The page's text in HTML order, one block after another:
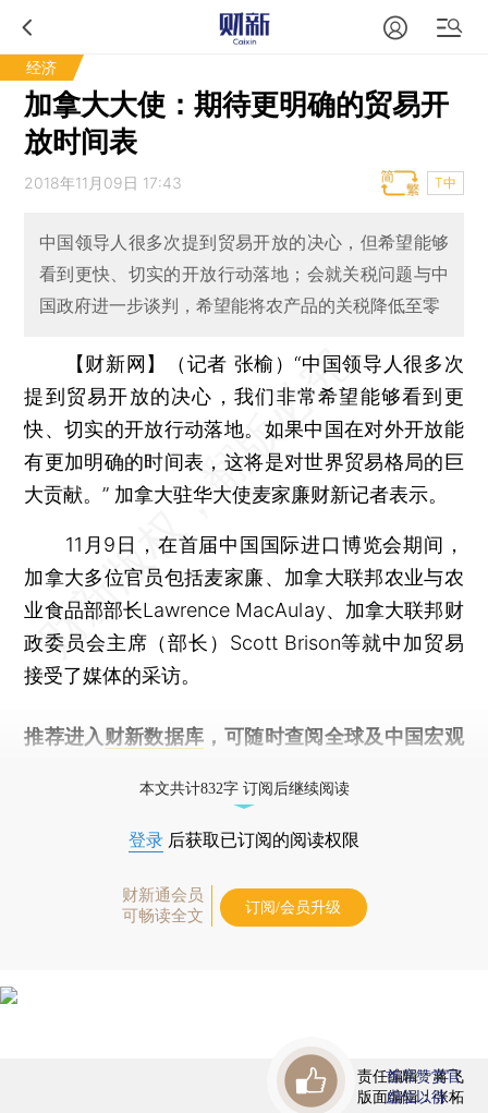
经济
加拿大大使：期待更明确的贸易开
放时间表
2018年11月09日 17:43 T中
中国领导人很多次提到贸易开放的决心，但希望能够
看到更快、切实的开放行动落地；会就关税问题与中
国政府进一步谈判，希望能将农产品的关税降低至零
【财新网】（记者 张榆）“中国领导人很多次
提到贸易开放的决心，我们非常希望能够看到更
快、切实的开放行动落地。如果中国在对外开放能
有更加明确的时间表，这将是对世界贸易格局的巨
大贡献。” 加拿大驻华大使麦家廉财新记者表示。
11月9日，在首届中国国际进口博览会期间，
加拿大多位官员包括麦家廉、加拿大联邦农业与农
业食品部部长Lawrence MacAulay、加拿大联邦财
政委员会主席（部长）Scott Brison等就中加贸易
接受了媒体的采访。
推荐进入 财新数据库 ，可随时查阅全球及中国宏观
本文共计832字 订阅后继续阅读
登录 后获取已订阅的阅读权限
财新通会员
可畅读全文
订阅/会员升级
责任编辑：蒋飞
版面编辑：张柘
首席赞赏官
虚位以待